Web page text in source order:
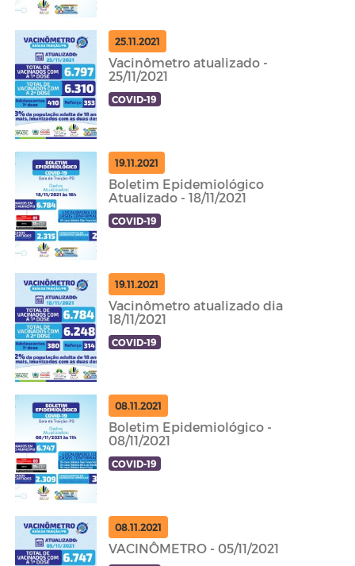
25.11.2021
Vacinômetro atualizado -
25/11/2021
COVID-19
19.11.2021
Boletim Epidemiológico
Atualizado - 18/11/2021
COVID-19
19.11.2021
Vacinômetro atualizado dia
18/11/2021
COVID-19
08.11.2021
Boletim Epidemiológico -
08/11/2021
COVID-19
08.11.2021
VACINÔMETRO - 05/11/2021